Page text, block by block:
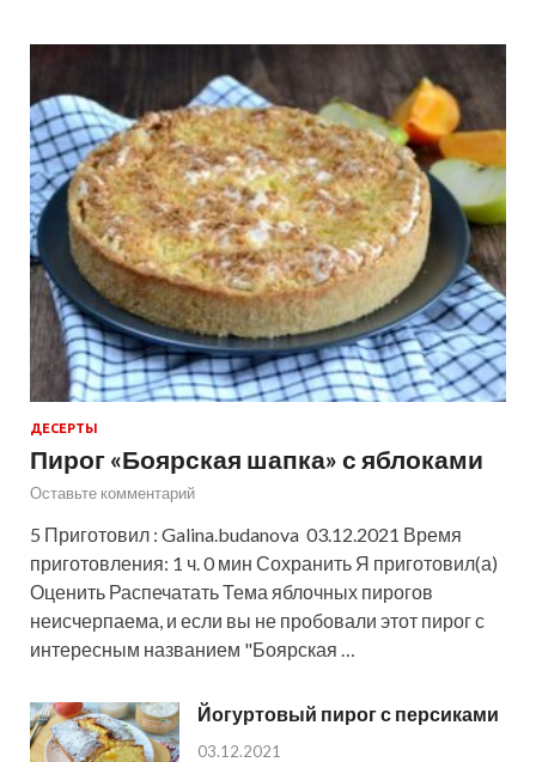
ДЕСЕРТЫ
Пирог «Боярская шапка» с яблоками
Оставьте комментарий
5 Приготовил : Galina.budanova 03.12.2021 Время
приготовления: 1 ч. 0 мин Сохранить Я приготовил(а)
Оценить Распечатать Тема яблочных пирогов
неисчерпаема, и если вы не пробовали этот пирог с
интересным названием "Боярская …
Йогуртовый пирог с персиками
03.12.2021